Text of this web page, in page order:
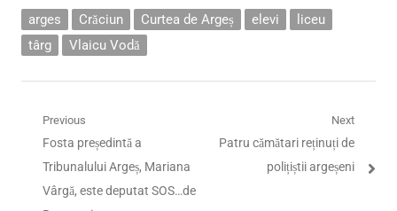
arges Crăciun Curtea de Argeș elevi
liceu
târg
Vlaicu Vodă
Navigare
articole
Previous
Previous
post:
Fosta președintă a
Tribunalului Argeș, Mariana
Vârgă, este deputat SOS…de
Next
Next
Patru cămătari reținuți de
polițiștii argeșeni